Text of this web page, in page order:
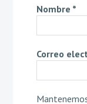
Nombre *
Correo